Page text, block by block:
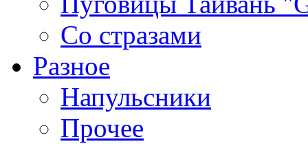
Со стразами
Разное
Напульсники
Прочее